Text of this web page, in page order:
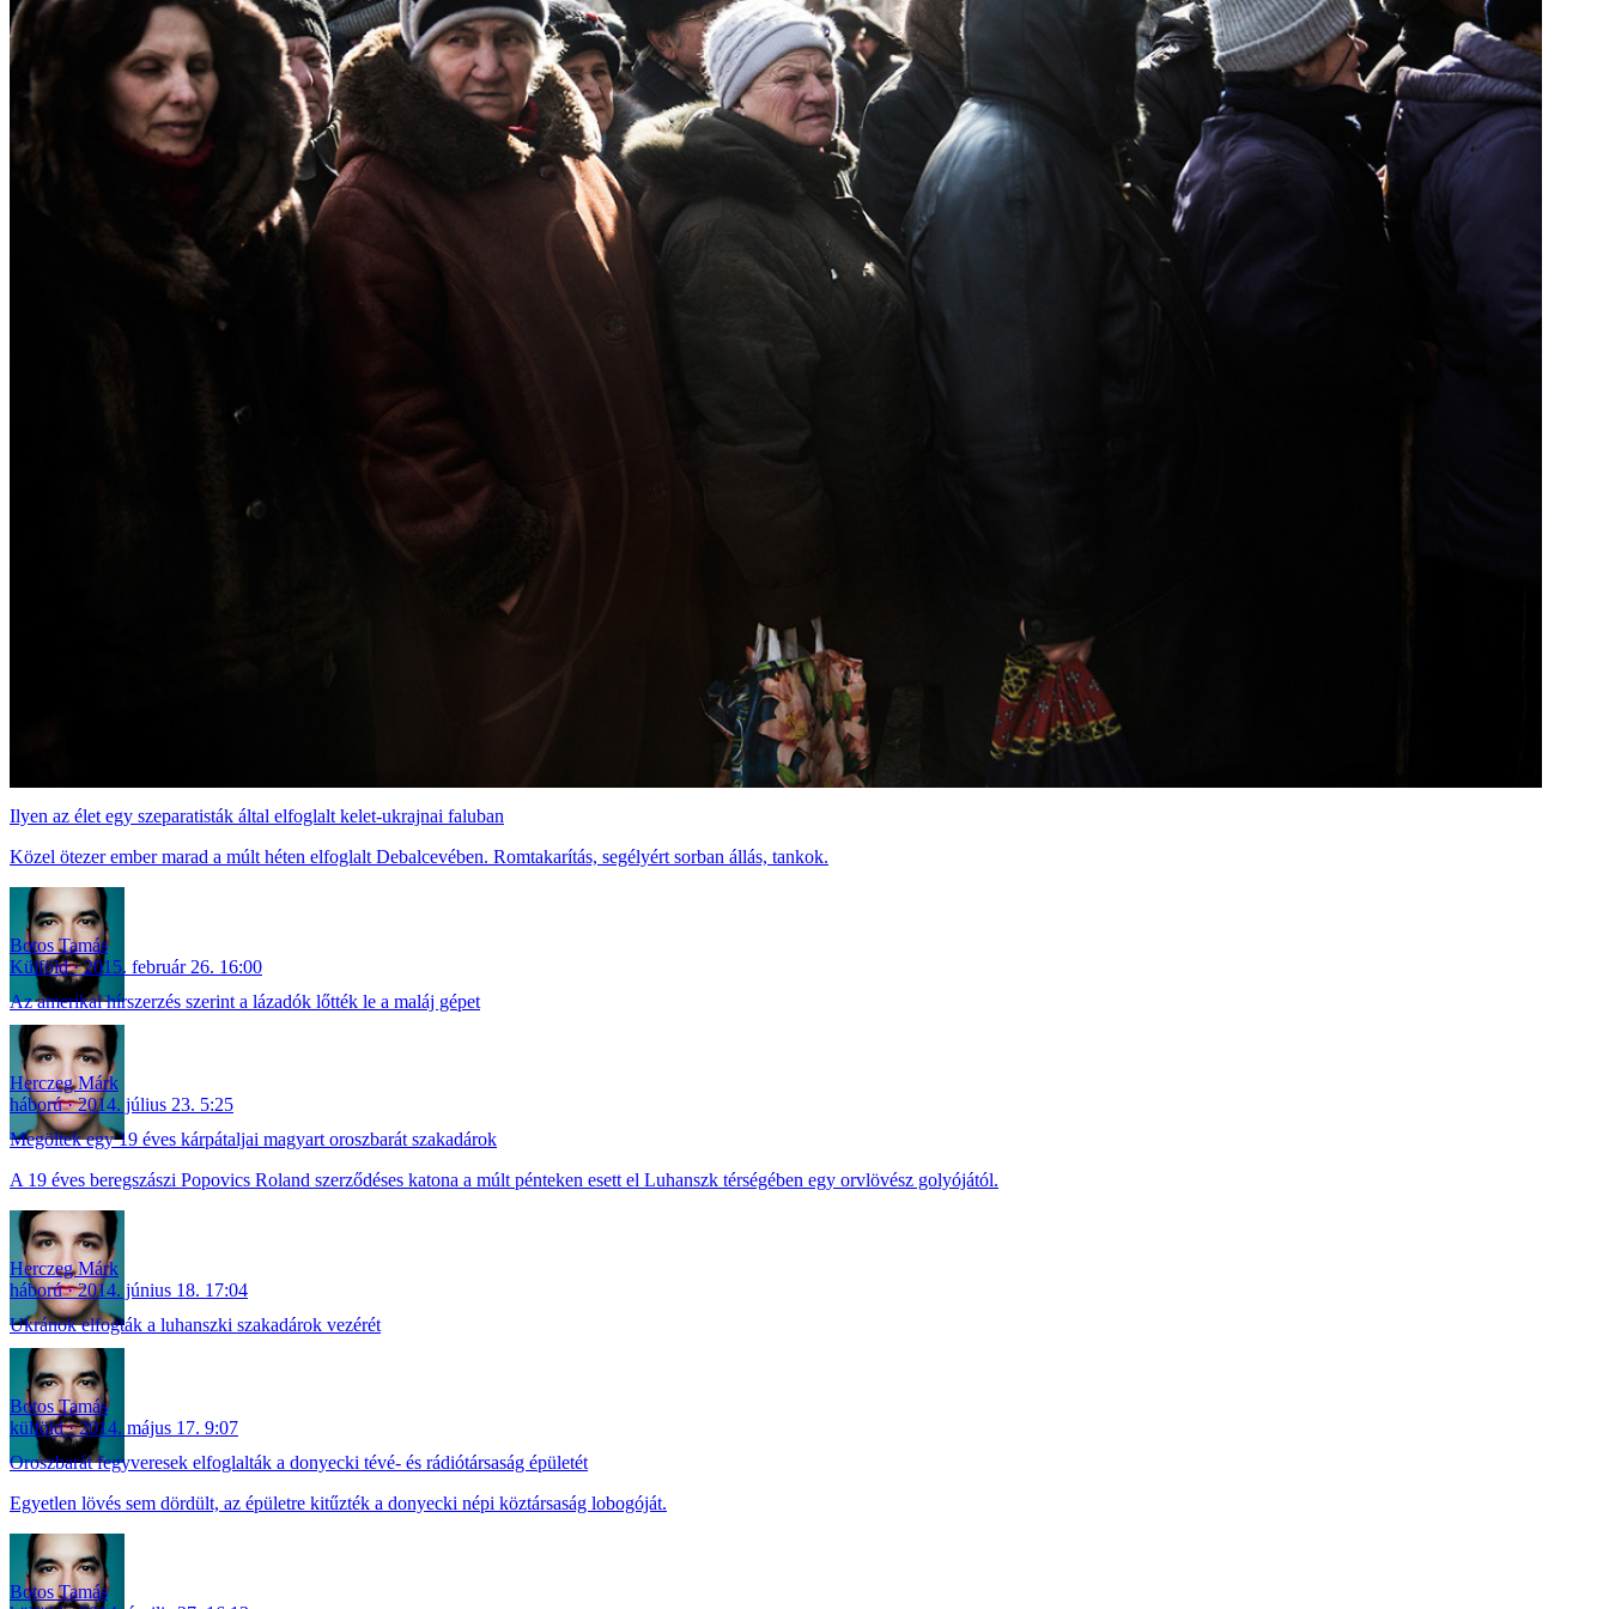
Ilyen az élet egy szeparatisták által elfoglalt kelet-ukrajnai faluban
Közel ötezer ember marad a múlt héten elfoglalt Debalcevében. Romtakarítás, segélyért sorban állás, tankok.
Botos Tamás
Külföld
2015. február 26. 16:00
Az amerikai hírszerzés szerint a lázadók lőtték le a maláj gépet
Herczeg Márk
háború
2014. július 23. 5:25
Megöltek egy 19 éves kárpátaljai magyart oroszbarát szakadárok
A 19 éves beregszászi Popovics Roland szerződéses katona a múlt pénteken esett el Luhanszk térségében egy orvlövész golyójától.
Herczeg Márk
háború
2014. június 18. 17:04
Ukránok elfogták a luhanszki szakadárok vezérét
Botos Tamás
külföld
2014. május 17. 9:07
Oroszbarát fegyveresek elfoglalták a donyecki tévé- és rádiótársaság épületét
Egyetlen lövés sem dördült, az épületre kitűzték a donyecki népi köztársaság lobogóját.
Botos Tamás